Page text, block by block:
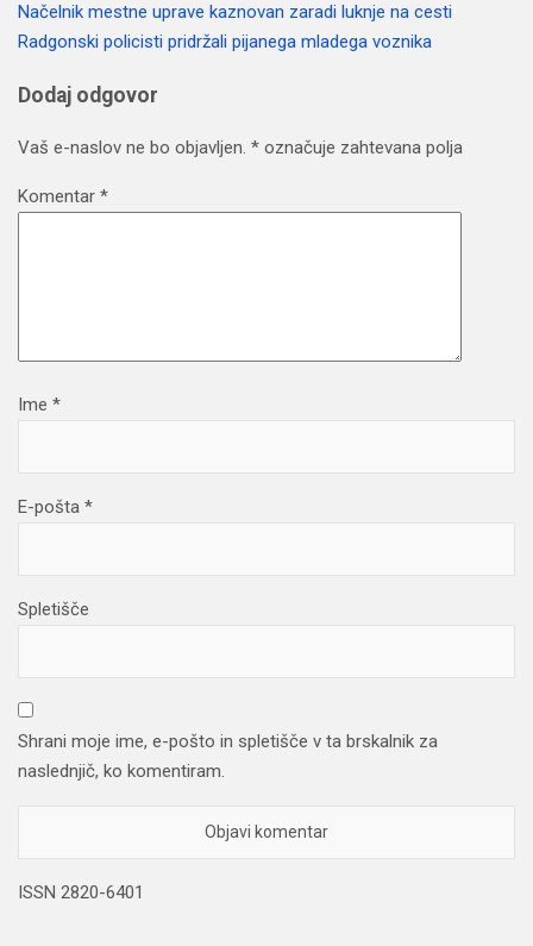
Navigacija
Načelnik mestne uprave kaznovan zaradi luknje na cesti
Radgonski policisti pridržali pijanega mladega voznika
Dodaj odgovor
Vaš e-naslov ne bo objavljen. * označuje zahtevana polja
Komentar *
Ime *
E-pošta *
Spletišče
Shrani moje ime, e-pošto in spletišče v ta brskalnik za
naslednjič, ko komentiram.
ISSN 2820-6401